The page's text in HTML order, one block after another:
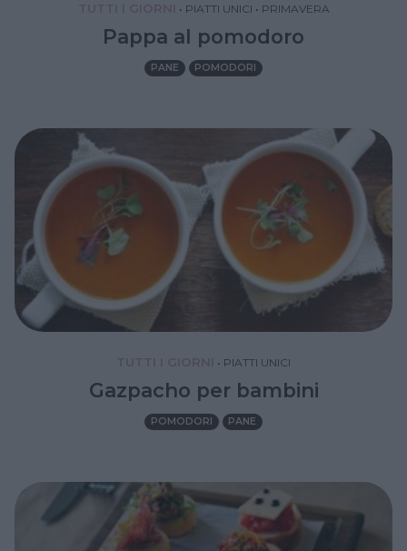
• PIATTI UNICI • PRIMAVERA
Pappa al pomodoro
PANE POMODORI
• PIATTI UNICI
Gazpacho per bambini
POMODORI PANE